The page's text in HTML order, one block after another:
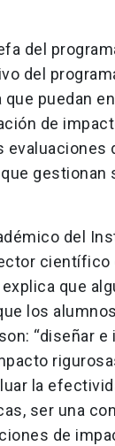
del
del
puedan
de
evaluaciones
gestionan
del
científico
que
los
“diseñar
la
ser una
de